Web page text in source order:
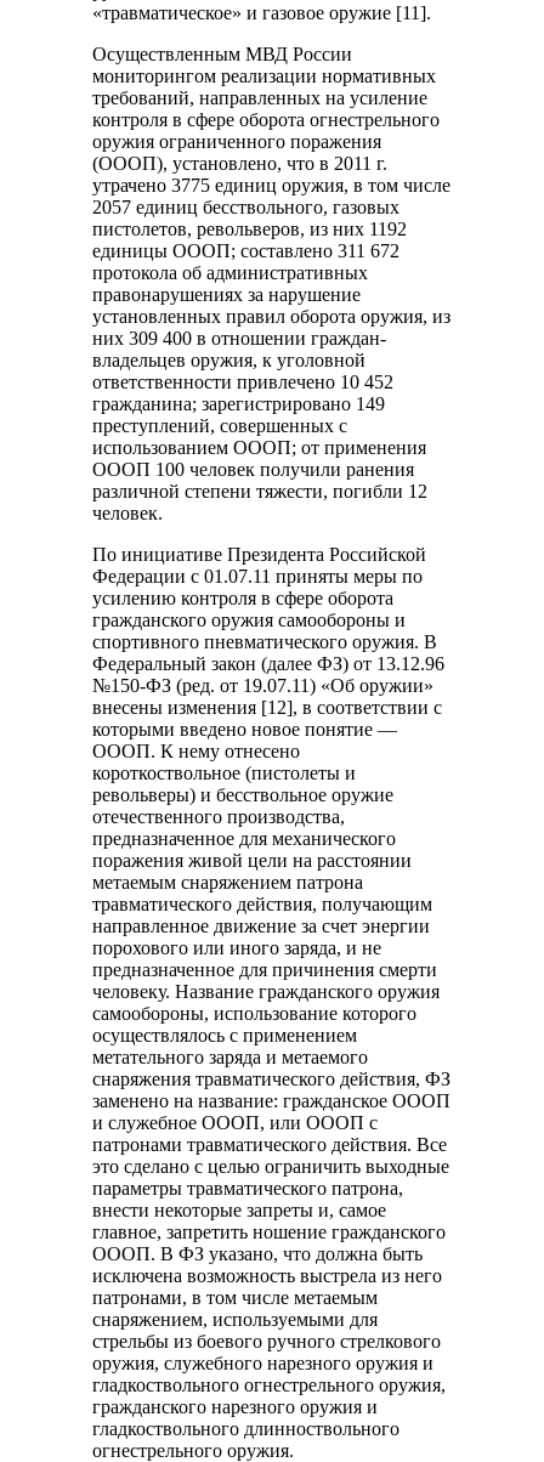
«травматическое» и газовое оружие [11].
Осуществленным МВД России
мониторингом реализации нормативных
требований, направленных на усиление
контроля в сфере оборота огнестрельного
оружия ограниченного поражения
(ОООП), установлено, что в 2011 г.
утрачено 3775 единиц оружия, в том числе
2057 единиц бесствольного, газовых
пистолетов, револьверов, из них 1192
единицы ОООП; составлено 311 672
протокола об административных
правонарушениях за нарушение
установленных правил оборота оружия, из
них 309 400 в отношении граждан-
владельцев оружия, к уголовной
ответственности привлечено 10 452
гражданина; зарегистрировано 149
преступлений, совершенных с
использованием ОООП; от применения
ОООП 100 человек получили ранения
различной степени тяжести, погибли 12
человек.
По инициативе Президента Российской
Федерации с 01.07.11 приняты меры по
усилению контроля в сфере оборота
гражданского оружия самообороны и
спортивного пневматического оружия. В
Федеральный закон (далее ФЗ) от 13.12.96
№150-ФЗ (ред. от 19.07.11) «Об оружии»
внесены изменения [12], в соответствии с
которыми введено новое понятие —
ОООП. К нему отнесено
короткоствольное (пистолеты и
револьверы) и бесствольное оружие
отечественного производства,
предназначенное для механического
поражения живой цели на расстоянии
метаемым снаряжением патрона
травматического действия, получающим
направленное движение за счет энергии
порохового или иного заряда, и не
предназначенное для причинения смерти
человеку. Название гражданского оружия
самообороны, использование которого
осуществлялось с применением
метательного заряда и метаемого
снаряжения травматического действия, ФЗ
заменено на название: гражданское ОООП
и служебное ОООП, или ОООП с
патронами травматического действия. Все
это сделано с целью ограничить выходные
параметры травматического патрона,
внести некоторые запреты и, самое
главное, запретить ношение гражданского
ОООП. В ФЗ указано, что должна быть
исключена возможность выстрела из него
патронами, в том числе метаемым
снаряжением, используемыми для
стрельбы из боевого ручного стрелкового
оружия, служебного нарезного оружия и
гладкоствольного огнестрельного оружия,
гражданского нарезного оружия и
гладкоствольного длинноствольного
огнестрельного оружия.